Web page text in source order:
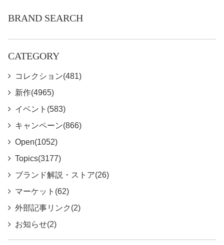
BRAND SEARCH
CATEGORY
コレクション(481)
新作(4965)
イベント(583)
キャンペーン(866)
Open(1052)
Topics(3177)
ブランド解説・ストア(26)
マーケット(62)
外部記事リンク(2)
お知らせ(2)